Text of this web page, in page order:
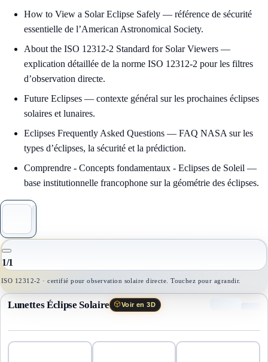
How to View a Solar Eclipse Safely — référence de sécurité
essentielle de l’American Astronomical Society.
About the ISO 12312-2 Standard for Solar Viewers —
explication détaillée de la norme ISO 12312-2 pour les filtres
d’observation directe.
Future Eclipses — contexte général sur les prochaines éclipses
solaires et lunaires.
Eclipses Frequently Asked Questions — FAQ NASA sur les
types d’éclipses, la sécurité et la prédiction.
Comprendre - Concepts fondamentaux - Eclipses de Soleil —
base institutionnelle francophone sur la géométrie des éclipses.
1/1
ISO 12312-2 · certifié pour observation solaire directe. Touchez pour agrandir.
Lunettes Éclipse Solaire Voir en 3D